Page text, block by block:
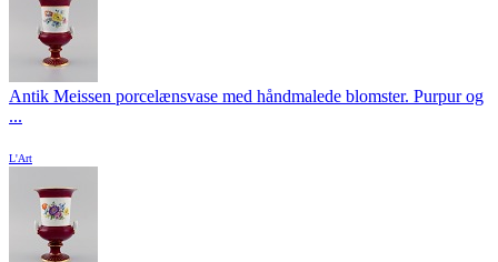
Antik Meissen porcelænsvase med håndmalede blomster. Purpur og
...
L'Art